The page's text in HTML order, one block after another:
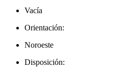
Vacía
Orientación:
Noroeste
Disposición: